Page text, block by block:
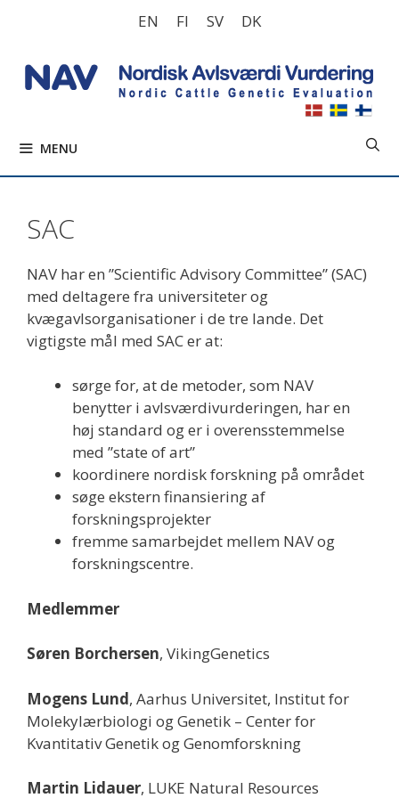
EN FI SV DK
MENU
SAC
NAV har en ”Scientific Advisory Committee” (SAC)
med deltagere fra universiteter og
kvægavlsorganisationer i de tre lande. Det
vigtigste mål med SAC er at:
sørge for, at de metoder, som NAV
benytter i avlsværdivurderingen, har en
høj standard og er i overensstemmelse
med ”state of art”
koordinere nordisk forskning på området
søge ekstern finansiering af
forskningsprojekter
fremme samarbejdet mellem NAV og
forskningscentre.
Medlemmer
Søren Borchersen, VikingGenetics
Mogens Lund, Aarhus Universitet, Institut for
Molekylærbiologi og Genetik – Center for
Kvantitativ Genetik og Genomforskning
Martin Lidauer, LUKE Natural Resources